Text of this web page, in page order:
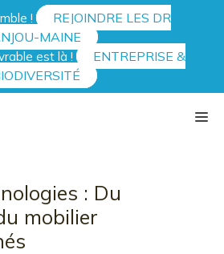
!
REJOINDRE LES DR
MAINE
est là !
ENTREPRISE &
: Du
mobilier